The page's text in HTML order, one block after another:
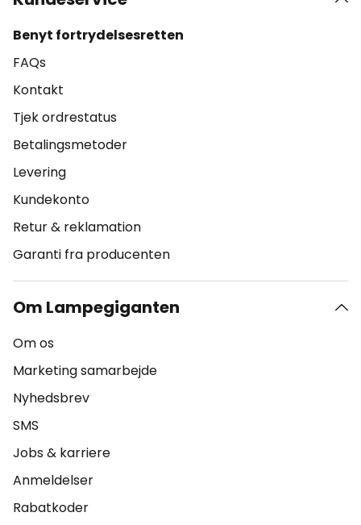
Benyt fortrydelsesretten
FAQs
Kontakt
Tjek ordrestatus
Betalingsmetoder
Levering
Kundekonto
Retur & reklamation
Garanti fra producenten
Om Lampegiganten
Om os
Marketing samarbejde
Nyhedsbrev
SMS
Jobs & karriere
Anmeldelser
Rabatkoder